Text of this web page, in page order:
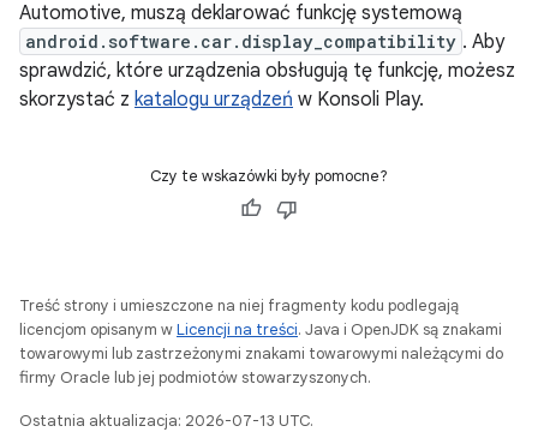
Automotive, muszą deklarować funkcję systemową
android.software.car.display_compatibility . Aby
sprawdzić, które urządzenia obsługują tę funkcję, możesz
skorzystać z katalogu urządzeń w Konsoli Play.
Czy te wskazówki były pomocne?
Treść strony i umieszczone na niej fragmenty kodu podlegają
licencjom opisanym wLicencji na treści. Java i OpenJDK są znakami
towarowymi lub zastrzeżonymi znakami towarowymi należącymi do
firmy Oracle lub jej podmiotów stowarzyszonych.
Ostatnia aktualizacja: 2026-07-13 UTC.